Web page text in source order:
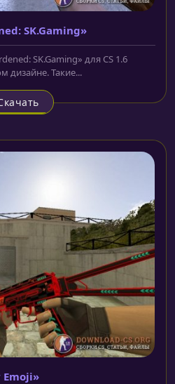
SK.Gaming»
SK.Gaming» для CS 1.6
дизайне. Такие...
Emoji»